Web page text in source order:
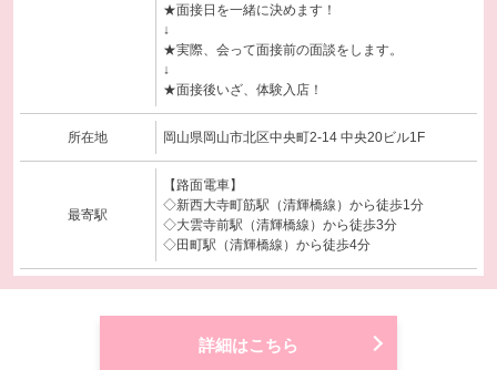
★面接日を一緒に決めます！
↓
★実際、会って面接前の面談をします。
↓
★面接後いざ、体験入店！
所在地 岡山県岡山市北区中央町2-14 中央20ビル1F
最寄駅
【路面電車】
◇新西大寺町筋駅（清輝橋線）から徒歩1分
◇大雲寺前駅（清輝橋線）から徒歩3分
◇田町駅（清輝橋線）から徒歩4分
詳細はこちら